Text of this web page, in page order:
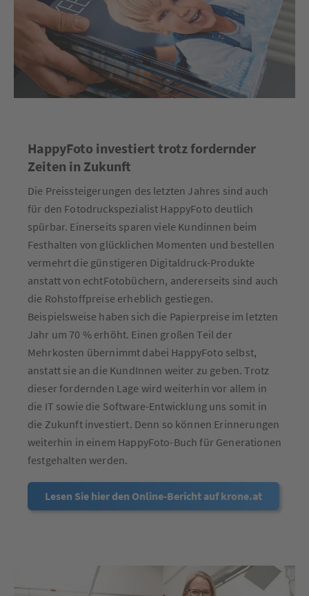
HappyFoto investiert trotz fordernder
Zeiten in Zukunft
Die Preissteigerungen des letzten Jahres sind auch
für den Fotodruckspezialist HappyFoto deutlich
spürbar. Einerseits sparen viele Kundinnen beim
Festhalten von glücklichen Momenten und bestellen
vermehrt die günstigeren Digitaldruck-Produkte
anstatt von echtFotobüchern, andererseits sind auch
die Rohstoffpreise erheblich gestiegen.
Beispielsweise haben sich die Papierpreise im letzten
Jahr um 70 % erhöht. Einen großen Teil der
Mehrkosten übernimmt dabei HappyFoto selbst,
anstatt sie an die KundInnen weiter zu geben. Trotz
dieser fordernden Lage wird weiterhin vor allem in
die IT sowie die Software-Entwicklung uns somit in
die Zukunft investiert. Denn so können Erinnerungen
weiterhin in einem HappyFoto-Buch für Generationen
festgehalten werden.
Lesen Sie hier den Online-Bericht auf krone.at